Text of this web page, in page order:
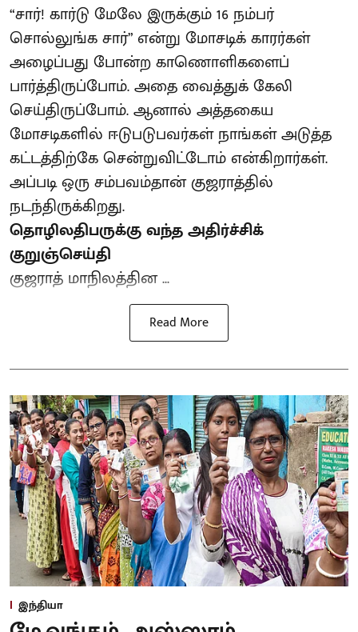
“சார்! கார்டு மேலே இருக்கும் 16 நம்பர்
சொல்லுங்க சார்” என்று மோசடிக் காரர்கள்
அழைப்பது போன்ற காணொளிகளைப்
பார்த்திருப்போம். அதை வைத்துக் கேலி
செய்திருப்போம். ஆனால் அத்தகைய
மோசடிகளில் ஈடுபடுபவர்கள் நாங்கள் அடுத்த
கட்டத்திற்கே சென்றுவிட்டோம் என்கிறார்கள்.
அப்படி ஒரு சம்பவம்தான் குஜராத்தில்
நடந்திருக்கிறது.
தொழிலதிபருக்கு வந்த அதிர்ச்சிக்
குறுஞ்செய்தி
குஜராத் மாநிலத்தின ...
Read More
இந்தியா